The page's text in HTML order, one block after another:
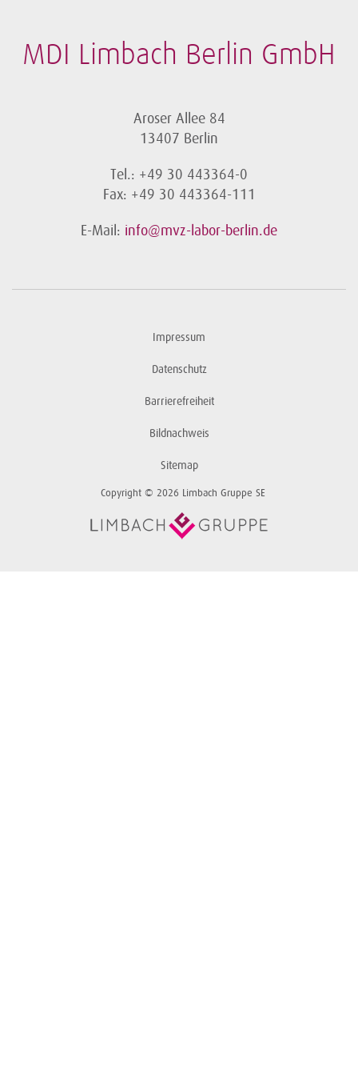
MDI Limbach Berlin GmbH
Aroser Allee 84
13407 Berlin
Tel.: +49 30 443364-0
Fax: +49 30 443364-111
E-Mail: info@mvz-labor-berlin.de
Impressum
Datenschutz
Barrierefreiheit
Bildnachweis
Sitemap
Copyright © 2026 Limbach Gruppe SE